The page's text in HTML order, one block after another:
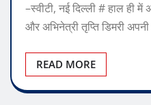
–स्वीटी, नई दिल्ली # हाल ही में
और अभिनेत्री तृप्ति डिमरी
READ MORE